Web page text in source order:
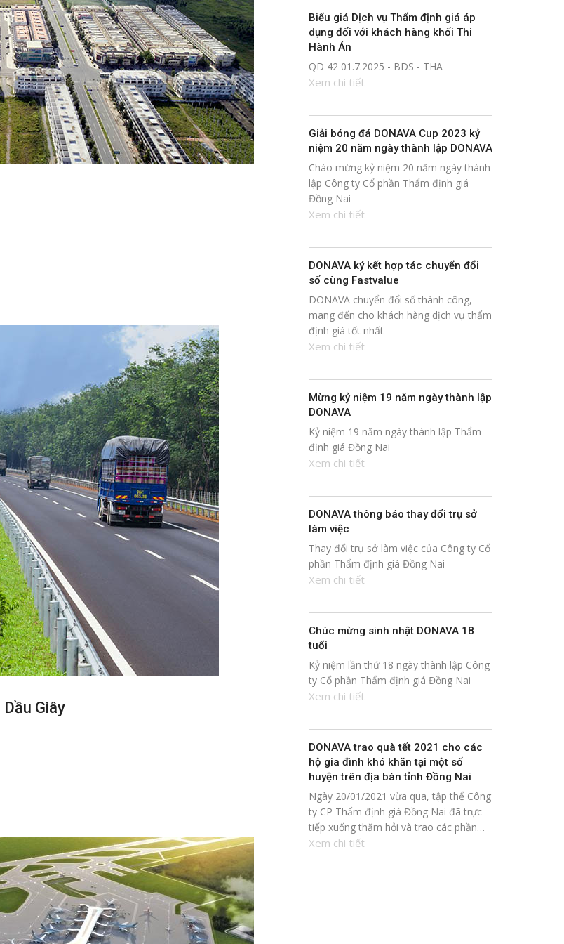
Giây
Biểu giá Dịch vụ Thẩm định giá áp
dụng đối với khách hàng khối Thi
Hành Án
QD 42 01.7.2025 - BDS - THA
Xem chi tiết
Giải bóng đá DONAVA Cup 2023 kỷ
niệm 20 năm ngày thành lập DONAVA
Chào mừng kỷ niệm 20 năm ngày thành
lập Công ty Cổ phần Thẩm định giá
Đồng Nai
Xem chi tiết
DONAVA ký kết hợp tác chuyển đổi
số cùng Fastvalue
DONAVA chuyển đổi số thành công,
mang đến cho khách hàng dịch vụ thẩm
định giá tốt nhất
Xem chi tiết
Mừng kỷ niệm 19 năm ngày thành lập
DONAVA
Kỷ niệm 19 năm ngày thành lập Thẩm
định giá Đồng Nai
Xem chi tiết
DONAVA thông báo thay đổi trụ sở
làm việc
Thay đổi trụ sở làm việc của Công ty Cổ
phần Thẩm định giá Đồng Nai
Xem chi tiết
Chúc mừng sinh nhật DONAVA 18
tuổi
Kỷ niệm lần thứ 18 ngày thành lập Công
ty Cổ phần Thẩm định giá Đồng Nai
Xem chi tiết
DONAVA trao quà tết 2021 cho các
hộ gia đình khó khăn tại một số
huyện trên địa bàn tỉnh Đồng Nai
Ngày 20/01/2021 vừa qua, tập thể Công
ty CP Thẩm định giá Đồng Nai đã trực
tiếp xuống thăm hỏi và trao các phần…
Xem chi tiết